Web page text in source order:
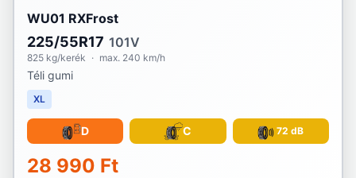
WU01 RXFrost
225/55R17 101V
825 kg/kerék · max. 240 km/h
Téli gumi
XL
D C 72 dB
28 990 Ft